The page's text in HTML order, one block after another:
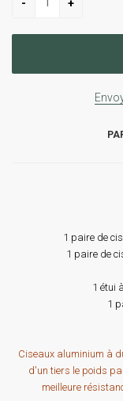
1 paire de
1 paire de
1 étui
1
Ciseaux aluminium à
d'un tiers le poids
meilleure